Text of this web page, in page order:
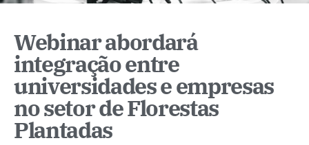
Webinar abordará
integração entre
universidades e empresas
no setor de Florestas
Plantadas